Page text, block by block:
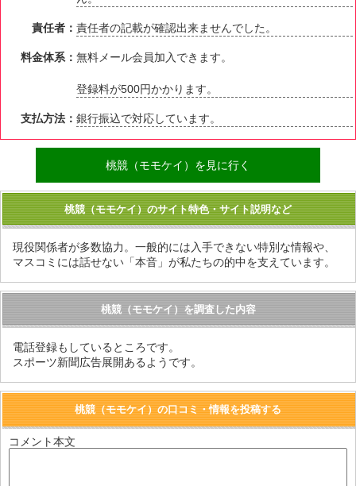
責任者：責任者の記載が確認出来ませんでした。
料金体系：無料メール会員加入できます。
登録料が500円かかります。
支払方法：銀行振込で対応しています。
桃競（モモケイ）を見に行く
桃競（モモケイ）のサイト特色・サイト説明など
現役関係者が多数協力。一般的には入手できない特別な情報や、
マスコミには話せない「本音」が私たちの的中を支えています。
桃競（モモケイ）を調査した内容
電話登録もしているところです。
スポーツ新聞広告展開あるようです。
桃競（モモケイ）の口コミ・情報を投稿する
コメント本文